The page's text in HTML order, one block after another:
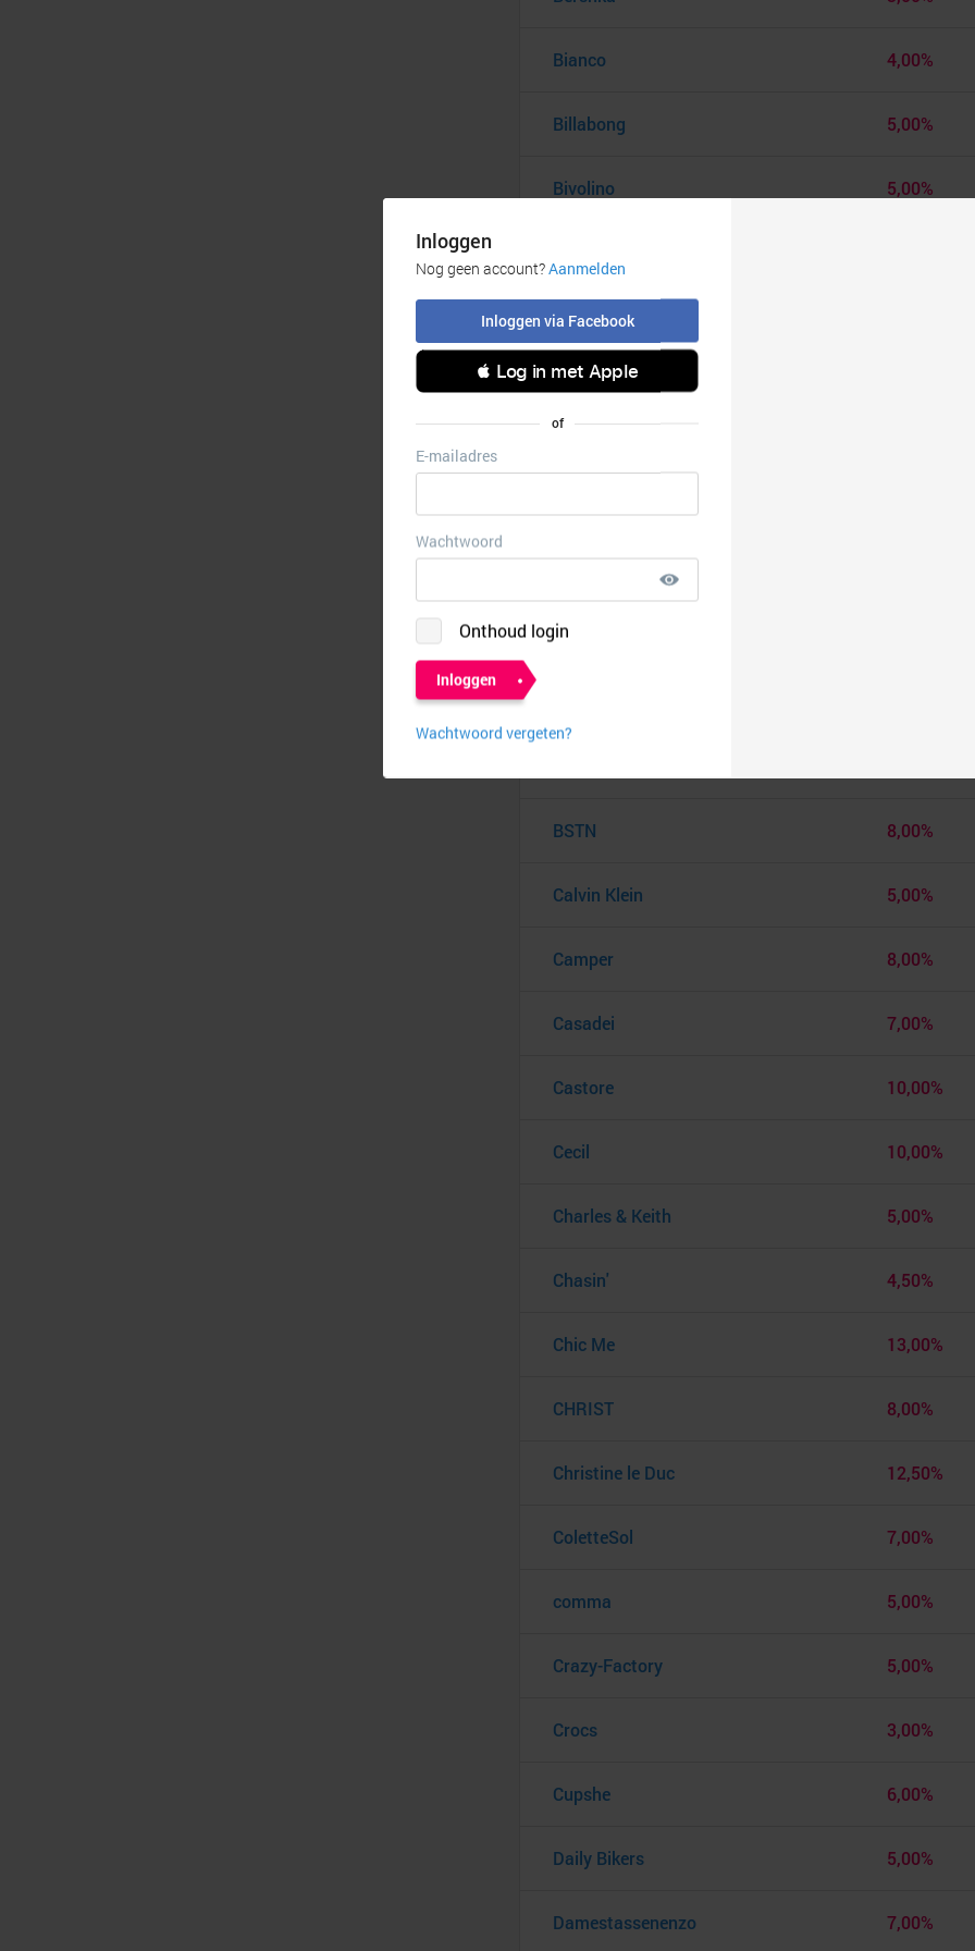
Bianco 4,00%
Billabong 5,00%
Bivolino 5,00%
Bodybuildingkleding.com
bonprix
British Knights (BK Footwear)
BSTN 8,00%
Calvin Klein 5,00%
Camper 8,00%
Casadei 7,00%
Castore 10,00%
Cecil 10,00%
Charles & Keith 5,00%
Chasin' 4,50%
Chic Me 13,00%
CHRIST 8,00%
Christine le Duc 12,50%
ColetteSol 7,00%
comma 5,00%
Crazy-Factory 5,00%
Crocs 3,00%
Cupshe 6,00%
Daily Bikers 5,00%
Damestassenenzo 7,00%